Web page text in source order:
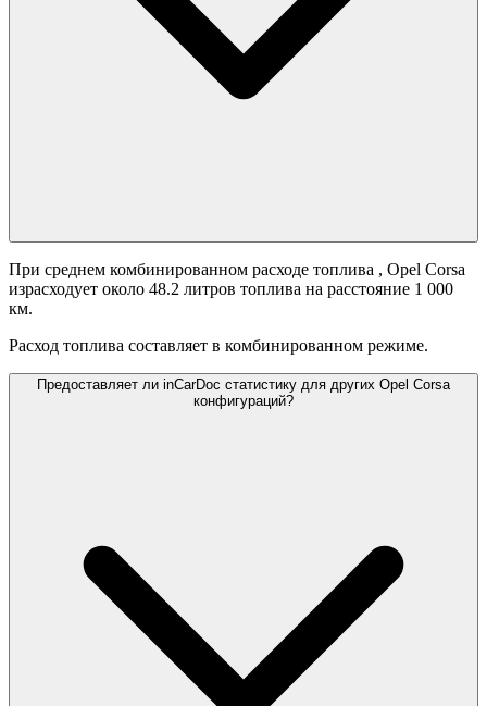
При среднем комбинированном расходе топлива , Opel Corsa
израсходует около 48.2 литров топлива на расстояние 1 000
км.
Расход топлива составляет в комбинированном режиме.
Предоставляет ли inCarDoc статистику для других Opel Corsa
конфигураций?